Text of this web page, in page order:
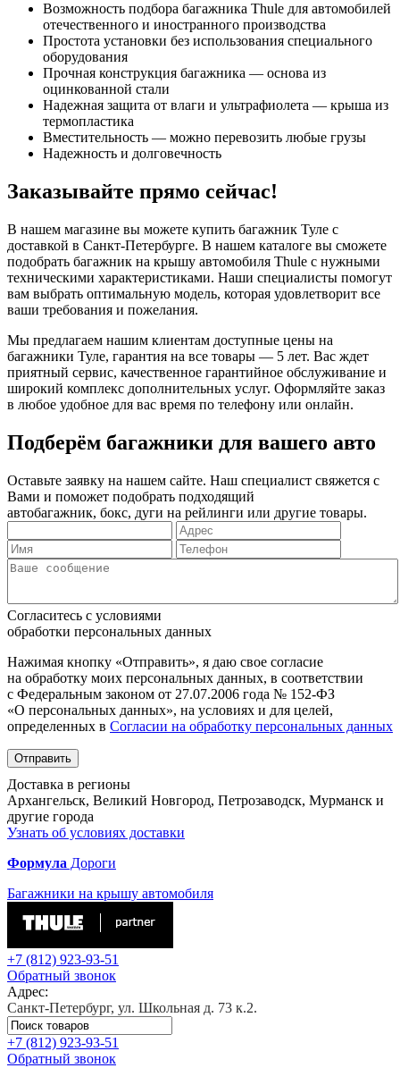
Возможность подбора багажника Thule для автомобилей
отечественного и иностранного производства
Простота установки без использования специального
оборудования
Прочная конструкция багажника — основа из
оцинкованной стали
Надежная защита от влаги и ультрафиолета — крыша из
термопластика
Вместительность — можно перевозить любые грузы
Надежность и долговечность
Заказывайте прямо сейчас!
В нашем магазине вы можете купить багажник Туле с
доставкой в Санкт-Петербурге. В нашем каталоге вы сможете
подобрать багажник на крышу автомобиля Thule с нужными
техническими характеристиками. Наши специалисты помогут
вам выбрать оптимальную модель, которая удовлетворит все
ваши требования и пожелания.
Мы предлагаем нашим клиентам доступные цены на
багажники Туле, гарантия на все товары — 5 лет. Вас ждет
приятный сервис, качественное гарантийное обслуживание и
широкий комплекс дополнительных услуг. Оформляйте заказ
в любое удобное для вас время по телефону или онлайн.
Подберём багажники для вашего авто
Оставьте заявку на нашем сайте. Наш специалист свяжется с
Вами и поможет подобрать подходящий
автобагажник, бокс, дуги на рейлинги или другие товары.
Согласитесь с условиями
обработки персональных данных
Нажимая кнопку «Отправить», я даю свое согласие
на обработку моих персональных данных, в соответствии
с Федеральным законом от 27.07.2006 года № 152-ФЗ
«О персональных данных», на условиях и для целей,
определенных в Согласии на обработку персональных данных
Отправить
Доставка в регионы
Архангельск, Великий Новгород, Петрозаводск, Мурманск и
другие города
Узнать об условиях доставки
Формула Дороги
Багажники на крышу автомобиля
+7 (812) 923-93-51
Обратный звонок
Адрес:
Санкт-Петербург, ул. Школьная д. 73 к.2.
+7 (812) 923-93-51
Обратный звонок